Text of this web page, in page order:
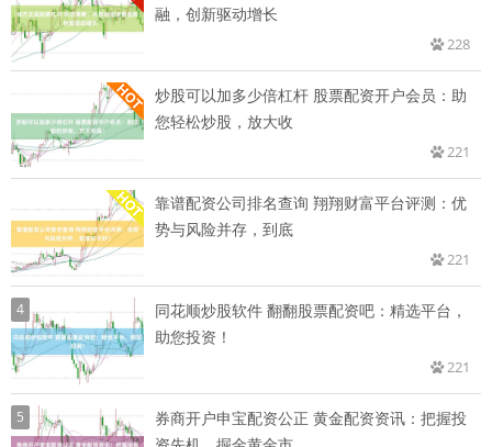
融，创新驱动增长
228
炒股可以加多少倍杠杆 股票配资开户会员：助
您轻松炒股，放大收
221
靠谱配资公司排名查询 翔翔财富平台评测：优
势与风险并存，到底
221
4
同花顺炒股软件 翻翻股票配资吧：精选平台，
助您投资！
221
5
券商开户申宝配资公正 黄金配资资讯：把握投